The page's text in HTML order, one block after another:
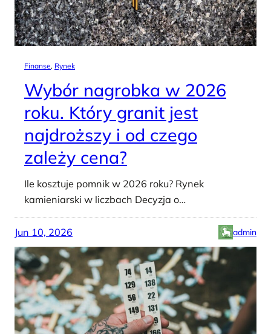
Finanse, Rynek
Wybór nagrobka w 2026
roku. Który granit jest
najdroższy i od czego
zależy cena?
Ile kosztuje pomnik w 2026 roku? Rynek
kamieniarski w liczbach Decyzja o…
Jun 10, 2026 admin